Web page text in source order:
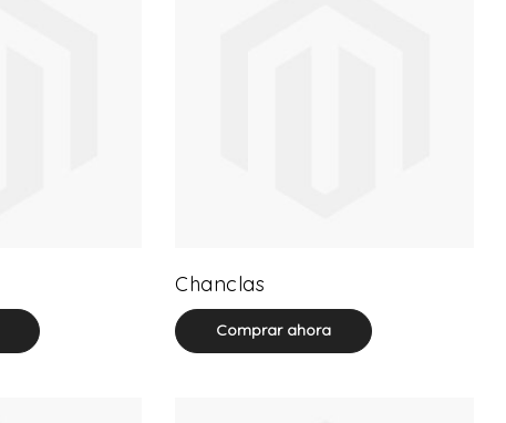
Chanclas
Comprar ahora